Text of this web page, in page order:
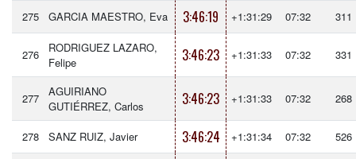
275 GARCIA MAESTRO, Eva 3:46:19 +1:31:29 07:32 311
276
RODRIGUEZ LAZARO,
Felipe
3:46:23 +1:31:33 07:32 331
277
AGUIRIANO
GUTIÉRREZ, Carlos
3:46:23 +1:31:33 07:32 268
278 SANZ RUIZ, Javier 3:46:24 +1:31:34 07:32 526